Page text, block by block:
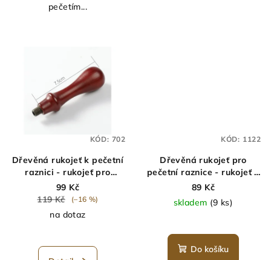
pečetím...
Dřevěná rukojeť k pečetní
raznici - rukojeť pro
pečetidlo
99 Kč
119 Kč
(–16 %)
na dotaz
KÓD: 702
Dřevěná rukojeť pro
pečetní raznice - rukojeť k
pečetidlu
89 Kč
skladem (9 ks)
Do košíku
KÓD: 1122